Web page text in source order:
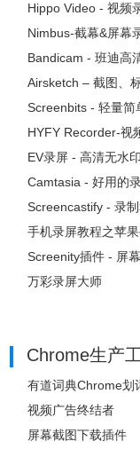
Hippo Video - 视频
Nimbus-截幕&屏幕
Bandicam - 班迪高
Airsketch – 截图、
Screenbits - 轻量简
HYFY Recorder-视
EV录屏 - 高清无水
Camtasia - 好用的
Screencastify - 录制
手机录屏教程之苹
Screenity插件 - 屏
万彩录屏大师
Chrome生产
有道词典Chrome划
视频广告终结者
屏幕截图下载插件